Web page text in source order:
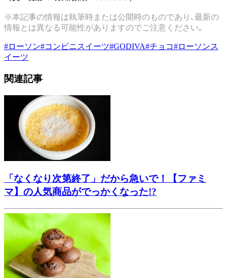
※本記事の情報は執筆時または公開時のものであり､最新の
情報とは異なる可能性がありますのでご注意ください｡
#ローソン#コンビニスイーツ#GODIVA#チョコ#ローソンス
イーツ
関連記事
「なくなり次第終了」だから急いで！【ファミ
マ】の人気商品がでっかくなった!?